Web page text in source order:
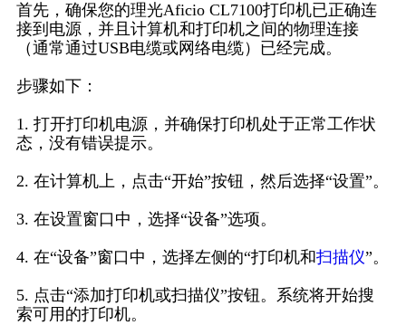
首先，确保您的理光Aficio CL7100打印机已正确连
接到电源，并且计算机和打印机之间的物理连接
（通常通过USB电缆或网络电缆）已经完成。
步骤如下：
1. 打开打印机电源，并确保打印机处于正常工作状
态，没有错误提示。
2. 在计算机上，点击“开始”按钮，然后选择“设置”。
3. 在设置窗口中，选择“设备”选项。
4. 在“设备”窗口中，选择左侧的“打印机和扫描仪”。
5. 点击“添加打印机或扫描仪”按钮。系统将开始搜
索可用的打印机。